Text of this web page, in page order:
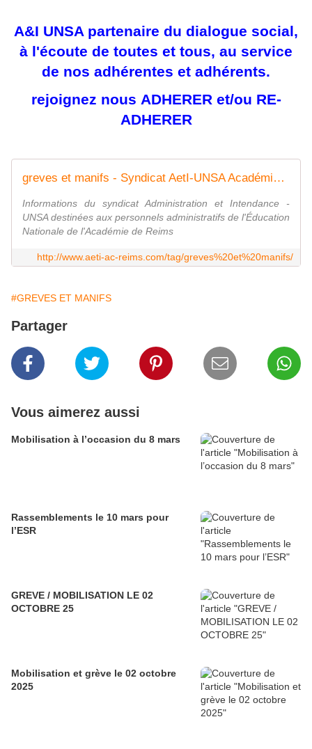
A&I UNSA partenaire du dialogue social,
à l'écoute de toutes et tous, au service
de nos adhérentes et adhérents.
rejoignez nous ADHERER et/ou RE-
ADHERER
greves et manifs - Syndicat AetI-UNSA Académie Reims
Informations du syndicat Administration et Intendance -
UNSA destinées aux personnels administratifs de l'Éducation
Nationale de l'Académie de Reims
http://www.aeti-ac-reims.com/tag/greves%20et%20manifs/
#GREVES ET MANIFS
Partager
Vous aimerez aussi
Mobilisation à l’occasion du 8 mars
Rassemblements le 10 mars pour
l’ESR
GREVE / MOBILISATION LE 02
OCTOBRE 25
Mobilisation et grève le 02 octobre
2025